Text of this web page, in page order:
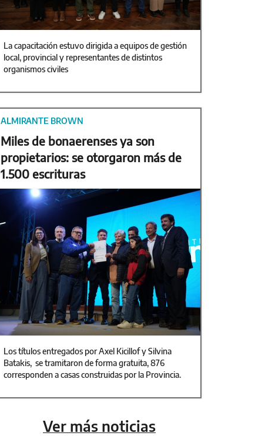
La capacitación estuvo dirigida a equipos de gestión
local, provincial y representantes de distintos
organismos civiles
ALMIRANTE BROWN
Miles de bonaerenses ya son
propietarios: se otorgaron más de
1.500 escrituras
Los títulos entregados por Axel Kicillof y Silvina
Batakis, se tramitaron de forma gratuita, 876
corresponden a casas construidas por la Provincia.
Ver más noticias